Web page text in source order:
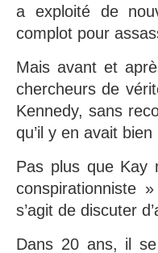
a exploité de
complot pour
Mais avant et
chercheurs de
Kennedy, sans
qu’il y en avait bien
Pas plus que Kay
conspirationniste
s’agit de discuter
Dans 20 ans, il